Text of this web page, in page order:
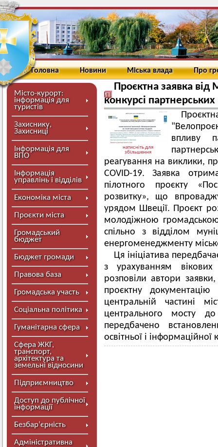
Головна Новини Міська влада Про
Місто-курорт:
інформація для
туристів
Захиснику,
Захисниці
Інформація для
ВПО
Інформація
управлінь і відділів
Економіка міста
Проєкти міста
Громадський
бюджет
Бюджет громади
Правова база
Громадська участь
Соціальна політика
Гуманітарна сфера
Сфера ЖКГ,
транспорт,
архітектура та
земельні відносини
Підприємництво
Доступ до публічної
інформації
Безбар’єрність
Адміністративна
Проєктна заявка
конкурсі партнерських
натисніть для
збільшення
впливу
реагування на виклики,
COVID-19. Заявка
пілотного проєкту
розвитку», що
урядом Швеції. Проєкт
молодіжною
спільно з відділом
енергоменеджменту
Ця ініціатива
з урахуванням
розповіли автори
проєктну
центральній частині
центрального мосту
передбачено
освітньої і інформаційної